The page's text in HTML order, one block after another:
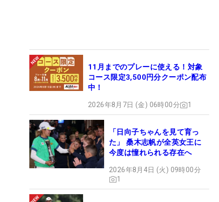
11月までのプレーに使える！対象
コース限定3,500円分クーポン配布
中！
2026年8月7日 (金) 06時00分 1
「日向子ちゃんを見て育っ
た」 桑木志帆が全英女王に
今度は憧れられる存在へ
2026年8月4日 (火) 09時00分
1